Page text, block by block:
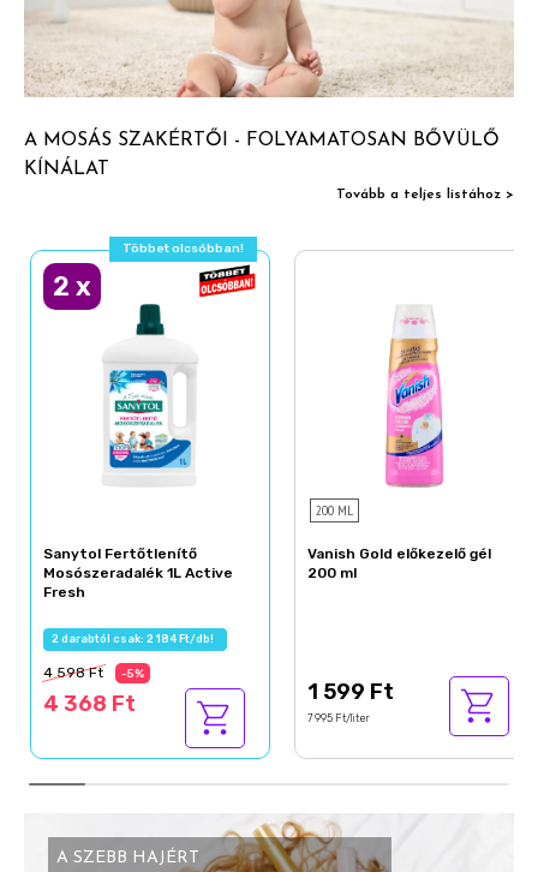
A MOSÁS SZAKÉRTŐI - FOLYAMATOSAN BŐVÜLŐ
KÍNÁLAT
Tovább a teljes listához >
Többet olcsóbban!
2 x
Sanytol Fertőtlenítő
Mosószeradalék 1L Active
Fresh
2 darabtól csak: 2 184 Ft/db!
4 598 Ft -5%
4 368 Ft
200 ML
Vanish Gold előkezelő gél
200 ml
1 599 Ft
7 995 Ft/liter
A SZEBB HAJÉRT